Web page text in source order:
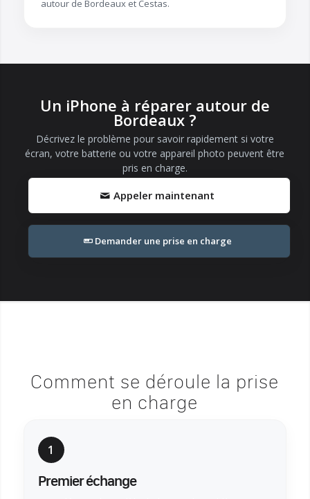
autour de Bordeaux et Cestas.
Un iPhone à réparer autour de
Bordeaux ?
Décrivez le problème pour savoir rapidement si votre
écran, votre batterie ou votre appareil photo peuvent être
pris en charge.
Appeler maintenant
Demander une prise en charge
Comment se déroule la prise
en charge
1
Premier échange